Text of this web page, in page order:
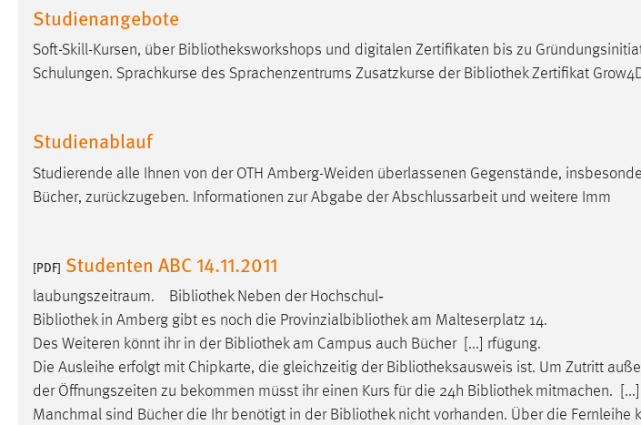
Studienangebote
Soft-Skill-Kursen, über Bibliotheksworkshops und digitalen Zertifikaten bis zu
Schulungen. Sprachkurse des Sprachenzentrums Zusatzkurse der BibliothekZertifikat
Studienablauf
Studierende alle Ihnen von der OTH Amberg-Weiden überlassenen Gegenstände,
Bücher, zurückzugeben. Informationen zur Abgabe der Abschlussarbeit und weitere Imm
[PDF] Studenten ABC 14.11.2011
laubungszeitraum.
BibliothekNeben der Hochschul‐
Bibliothekin Amberg gibt es noch die Provinzialbibliothek am Malteserplatz 14.
Des Weiteren könnt ihr in der Bibliothekam Campus auch Bücher [...] rfügung.
Die Ausleihe erfolgt mit Chipkarte, die gleichzeitig der Bibliotheksausweis ist. Um Zutritt
der Öffnungszeiten zu bekommen müsst ihr einen Kurs für die 24h Bibliothekmitmachen. [...]
Manchmal sind Bücher die Ihr benötigt in der Bibliotheknicht vorhanden. Über die Fernleihe
Sprachpräferenz
Cookie Laufzeit: 30 Tage
Name:
MibewSessionID, MIBEW_UserID,
mibew_locale, mibew-chat-frame-style-
5e9dbeb1811c0446
Zweck:
Wird benötigt um die Chatfunktion
nutzen zu können.
Cookie Laufzeit:
MibewSessionID, mibew-chat-frame-
style-5e9dbeb1811c0446 =